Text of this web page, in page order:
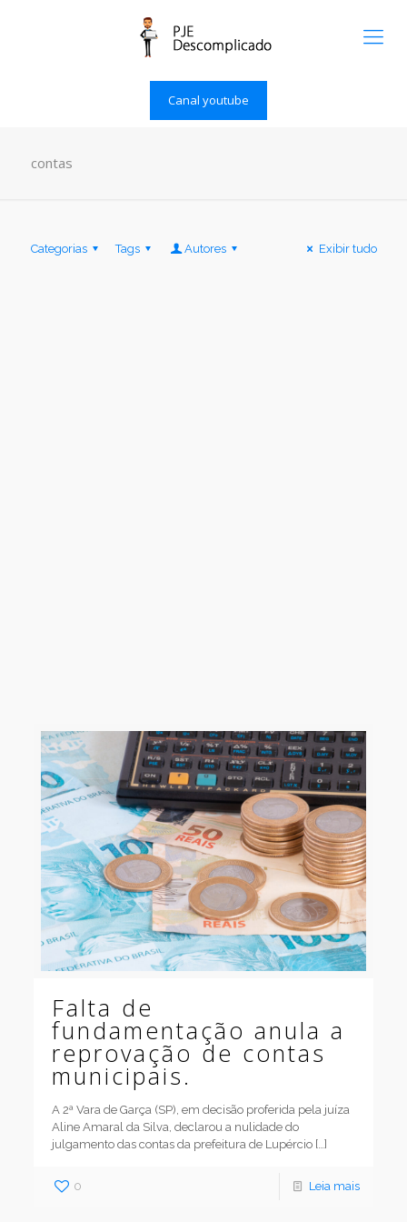
Canal youtube
contas
Categorias Tags Autores Exibir tudo
Falta de
fundamentação anula a
reprovação de contas
municipais.
A 2ª Vara de Garça (SP), em decisão proferida pela juíza
Aline Amaral da Silva, declarou a nulidade do
julgamento das contas da prefeitura de Lupércio […]
0 Leia mais